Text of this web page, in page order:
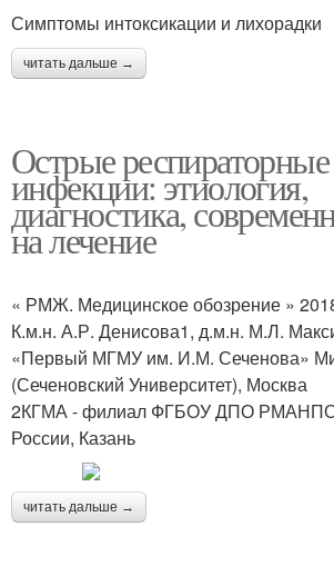
Симптомы интоксикации и лихорадки
читать дальше →
Острые
инфекции: этиология,
диагностика,
на лечение
« РМЖ. Медицинское обозрение »
К.м.н. А.Р. Денисова1, д.м.н. М.Л.
«Первый МГМУ им. И.М. Сеченова»
(Сеченовский Университет), Москва
2КГМА - филиал ФГБОУ ДПО РМАНПО
России, Казань
читать дальше →